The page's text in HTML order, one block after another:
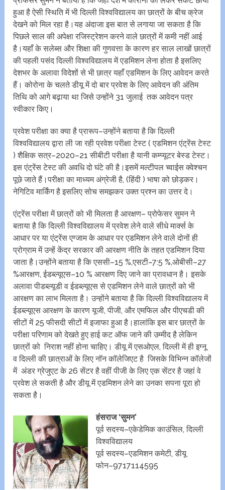
हुआ है ऐसी स्थिति में भी दिल्ली विश्वविद्यालय का छात्रों के बीच क्रेज
देखने को मिल रहा है।यह अंदाजा इस बात से लगाया जा सकता है कि
पिछले साल की अपेक्षा रजिस्ट्रेशन करने वाले छात्रों में कमी नहीं आई
है।यहाँ के सलेब्स और शिक्षा की गुणवत्ता के कारण हर साल लाखों छात्रों
की पहली पसंद दिल्ली विश्वविद्यालय में एडमिशन लेना होता है इसलिए
देशभर के अलावा विदेशों से भी छात्र यहाँ एडमिशन के लिए आवेदन करते
हैं। कोरोना के चलते डीयू में दो बार प्रवेश के लिए आवेदन की अंतिम
तिथि को आगे बढ़ाया था जिसे उन्होंने 31 जुलाई तक आवेदन पत्र
स्वीकार किए।
प्रवेश परीक्षा का क्या है प्रारूप–उन्होंने बताया है कि दिल्ली
विश्वविद्यालय द्वारा ली जा रही प्रवेश परीक्षा टेस्ट ( एडमिशन एंट्रेंस टेस्ट
) शैक्षिक सत्र–2020–21 सीबीटी परीक्षा है यानी कम्प्यूटर बेस्ड टेस्ट।
इस एंट्रेंस टेस्ट की अवधि दो घंटे की है।इसमें मल्टीपल च्वाईस क्वेश्चन
पूछे जाते हैं।परीक्षा का माध्यम अंग्रेजी है, (हिंदी ) भाषा को छोड़कर।
नेगिटिव मार्किंग है इसलिए सोच समझकर उक्त प्रश्न का उत्तर दे।
एंट्रेंस परीक्षा में छात्रों को भी मिलता है आरक्षण– प्रोफेसर सुमन ने
बताया है कि दिल्ली विश्वविद्यालय में प्रवेश लेने वाले सीधे मार्क्स के
आधार पर या एंट्रेंस एग्जाम के आधार पर एडमिशन लेने वाले दोनों ही
प्रोग्राम में उन्हें केंद्र सरकार की आरक्षण नीति के तहत एडमिशन दिया
जाता है।उन्होंने बताया है कि एससी–15 %,एसटी–7:5 %,ओबीसी–27
%आरक्षण, ईडब्ल्यूएस–10 % आरक्षण दिए जाने का प्रावधान है। इसके
अलावा पीडब्ल्यूडी व ईडब्ल्यूएस से एडमिशन लेने वाले छात्रों को भी
आरक्षण का लाभ मिलता है। उन्होंने बताया है कि दिल्ली विश्वविद्यालय में
ईडब्ल्यूएस आरक्षण के कारण यूजी, पीजी, और एमफिल और पीएचडी की
सीटों में 25 फीसदी सीटों में इजाफा हुआ है।हालांकि इस बार छात्रों के
परीक्षा परिणाम को देखते हुए हाई कट ऑफ जाने की उम्मीद है लेकिन
छात्रों को निराश नहीं होना चाहिए। डीयू में एसओएल, दिल्ली में ही इग्नू
व दिल्ली की छात्राओं के लिए नॉन कॉलेजिएट है जिसके विभिन्न कॉलेजों
में अंडर ग्रेजुएट के 26 सेंटर है वहीं पीजी के लिए एक सेंटर है जहां वे
प्रवेश ले सकती है और डीयू में एडमिशन लेने का उनका सपना पूरा हो
सकता है।
हंसराज ‘सुमन’
पूर्व सदस्य–एकेडेमिक काउंसिल, दिल्ली
विश्वविद्यालय
पूर्व सदस्य–एडमिशन कमेटी, डीयू
फोन–9717114595